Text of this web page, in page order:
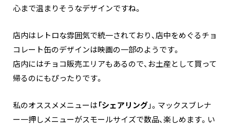
心まで温まりそうなデザインですね。
店内はレトロな雰囲気で統一されており、店中をめぐるチョ
コレート缶のデザインは映画の一部のようです。
店内にはチョコ販売エリアもあるので、お土産として買って
帰るのにもぴったりです。
私のオススメメニューは 「シェアリング 」。マックスブレナ
ー一押しメニューがスモールサイズで数品、楽しめます。い